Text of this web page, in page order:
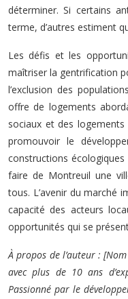
déterminer. Si certains
terme, d’autres estiment
Les défis et les
maîtriser la gentrification
l’exclusion des
offre de logements
sociaux et des
promouvoir le
constructions
faire de Montreuil une
tous. L’avenir du marché
capacité des acteurs
opportunités qui se
À propos de l’auteur :
avec plus de 10 ans
Passionné par le